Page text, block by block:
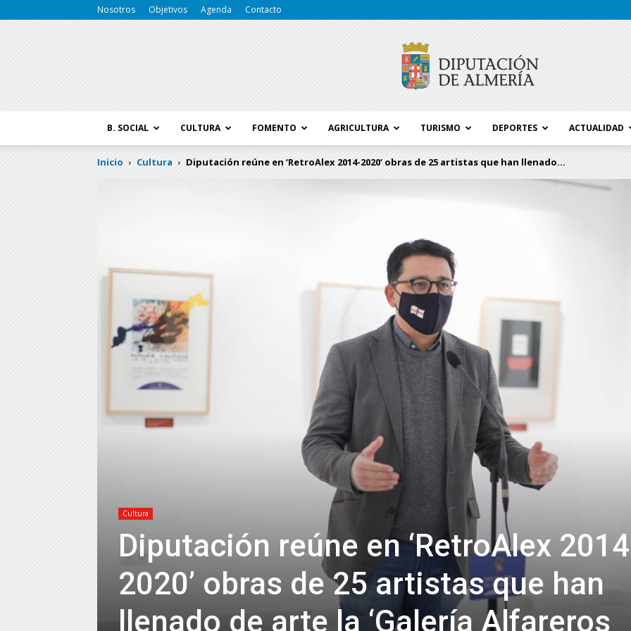
Nosotros Objetivos Agenda Contacto
Almería
B. SOCIAL CULTURA FOMENTO AGRICULTURA TURISMO DEPORTES ACTUALIDAD
Inicio Cultura Diputación reúne en ‘RetroAlex 2014-2020’ obras de 25 artistas que han llenado...
Cultura
Diputación reúne en ‘RetroAlex
2020’ obras de 25 artistas que han
llenado de arte la ‘Galería Alfareros